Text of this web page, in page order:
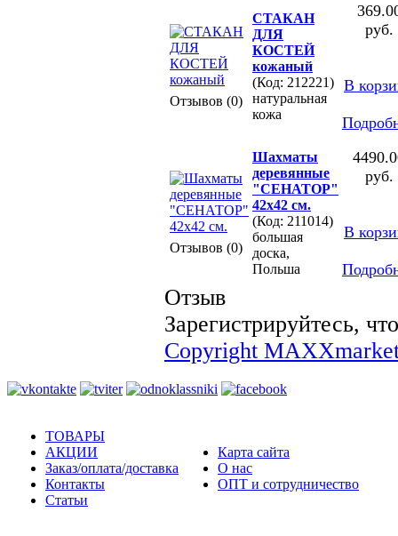
Отзывов (0)
СТАКАН
ДЛЯ
КОСТЕЙ
кожаный
(Код: 212221)
натуральная
кожа
руб.
В
Отзывов (0)
Шахматы
деревянные
"СЕНАТОР"
42х42 см.
(Код: 211014)
большая
доска,
Польша
руб.
В
Отзыв
Зарегистрируйтесь,
Copyright
ТОВАРЫ
АКЦИИ
Заказ/оплата/доставка
Контакты
Статьи
Карта сайта
О нас
ОПТ и сотрудничество